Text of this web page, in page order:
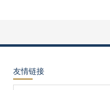
友情链接